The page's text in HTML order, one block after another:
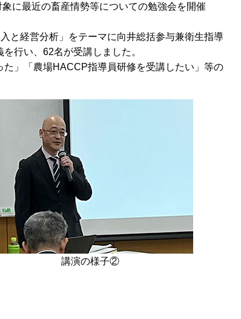
に最近の畜産情勢等についての勉強会を開催
と経営分析」をテーマに向井総括参与兼衛生指導
行い、62名が受講しました。
」「農場HACCP指導員研修を受講したい」等の
講演の様子②